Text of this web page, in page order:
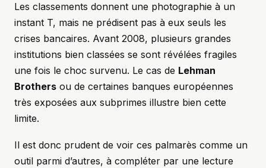
Les classements donnent une photographie à un
instant T, mais ne prédisent pas à eux seuls les
crises bancaires. Avant 2008, plusieurs grandes
institutions bien classées se sont révélées fragiles
une fois le choc survenu. Le cas de Lehman
Brothers ou de certaines banques européennes
très exposées aux subprimes illustre bien cette
limite.
Il est donc prudent de voir ces palmarès comme un
outil parmi d’autres, à compléter par une lecture